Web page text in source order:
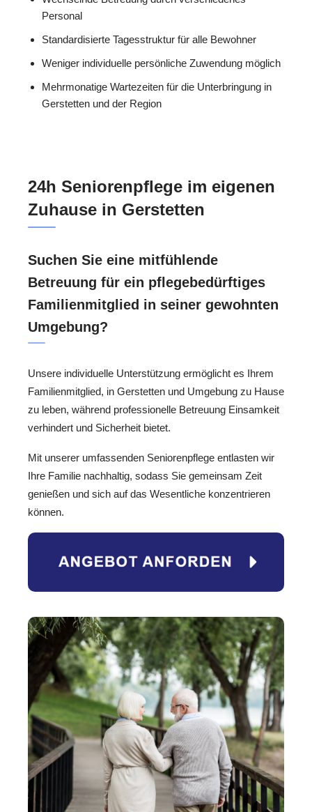
Personal
Standardisierte Tagesstruktur für alle Bewohner
Weniger individuelle persönliche Zuwendung möglich
Mehrmonatige Wartezeiten für die Unterbringung in
Gerstetten und der Region
24h Seniorenpflege im eigenen
Zuhause in Gerstetten
Suchen Sie eine mitfühlende
Betreuung für ein pflegebedürftiges
Familienmitglied in seiner gewohnten
Umgebung?
Unsere individuelle Unterstützung ermöglicht es Ihrem
Familienmitglied, in Gerstetten und Umgebung zu Hause
zu leben, während professionelle Betreuung Einsamkeit
verhindert und Sicherheit bietet.
Mit unserer umfassenden Seniorenpflege entlasten wir
Ihre Familie nachhaltig, sodass Sie gemeinsam Zeit
genießen und sich auf das Wesentliche konzentrieren
können.